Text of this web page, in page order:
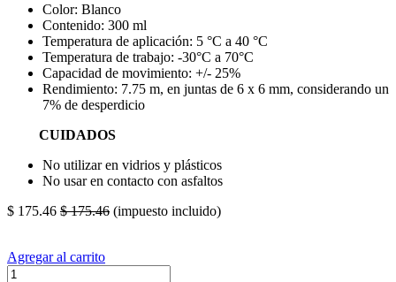
Color: Blanco
Contenido: 300 ml
Temperatura de aplicación: 5 °C a 40 °C
Temperatura de trabajo: -30°C a 70°C
Capacidad de movimiento: +/- 25%
Rendimiento: 7.75 m, en juntas de 6 x 6 mm, considerando un
7% de desperdicio
CUIDADOS
No utilizar en vidrios y plásticos
No usar en contacto con asfaltos
$ 175.46 $175.46 (impuesto incluido)
Agregar al carrito